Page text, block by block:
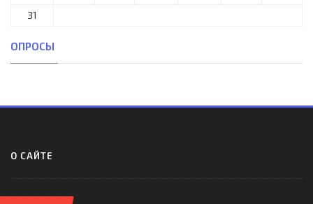
31
ОПРОСЫ
О САЙТЕ